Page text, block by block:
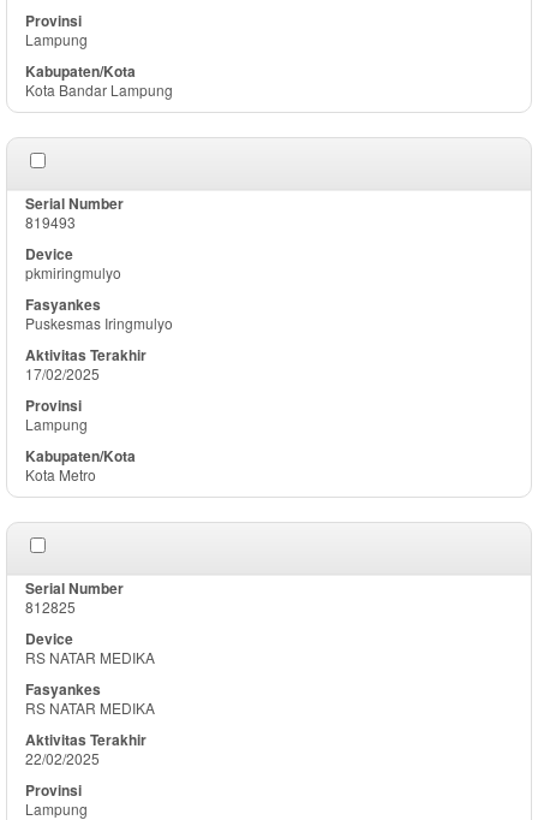
Lampung
Kota Bandar Lampung
819493
pkmiringmulyo
Puskesmas Iringmulyo
17/02/2025
Lampung
Kota Metro
812825
RS NATAR MEDIKA
RS NATAR MEDIKA
22/02/2025
Lampung